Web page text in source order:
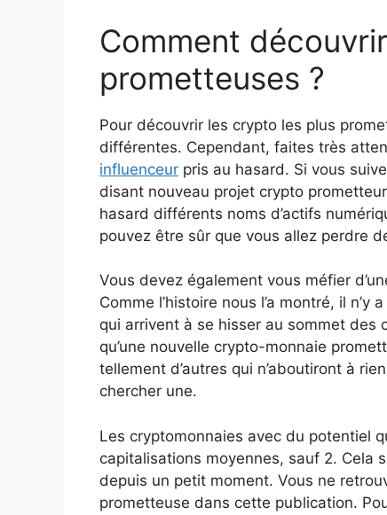
Comment
prometteuses ?
Pour découvrir les crypto les plus
différentes. Cependant, faites très
influenceur pris au hasard. Si vous
disant nouveau projet crypto
hasard différents noms d’actifs
pouvez être sûr que vous allez perdre
Vous devez également vous méfier
Comme l’histoire nous l’a montré, il
qui arrivent à se hisser au sommet des
qu’une nouvelle crypto-monnaie
tellement d’autres qui n’aboutiront à
chercher une.
Les cryptomonnaies avec du potentiel
capitalisations moyennes, sauf 2. Cela
depuis un petit moment. Vous ne
prometteuse dans cette publication.